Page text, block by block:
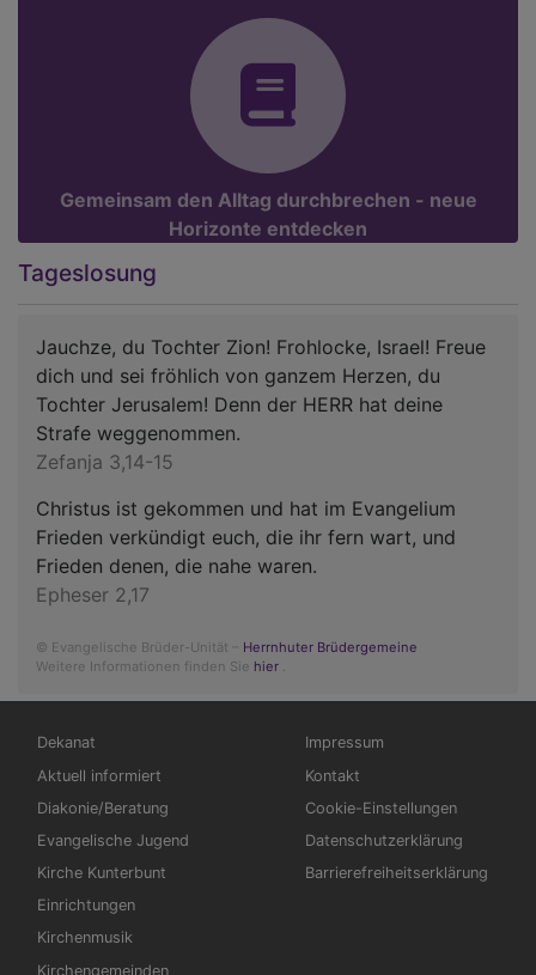
Gemeinsam den Alltag durchbrechen - neue
Horizonte entdecken
Tageslosung
Jauchze, du Tochter Zion! Frohlocke, Israel! Freue
dich und sei fröhlich von ganzem Herzen, du
Tochter Jerusalem! Denn der HERR hat deine
Strafe weggenommen.
Zefanja 3,14-15
Christus ist gekommen und hat im Evangelium
Frieden verkündigt euch, die ihr fern wart, und
Frieden denen, die nahe waren.
Epheser 2,17
© Evangelische Brüder-Unität – Herrnhuter Brüdergemeine
Weitere Informationen finden Sie hier .
Hauptnavigation
Dekanat
Aktuell informiert
Diakonie/Beratung
Evangelische Jugend
Kirche Kunterbunt
Einrichtungen
Kirchenmusik
Kirchengemeinden
Fußbereichsmenü
Impressum
Kontakt
Cookie-Einstellungen
Datenschutzerklärung
Barrierefreiheitserklärung